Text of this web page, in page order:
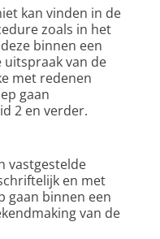
kan vinden in de
zoals in het
binnen een
uitspraak van de
met redenen
gaan
2 en verder.
vastgestelde
en met
gaan binnen een
van de